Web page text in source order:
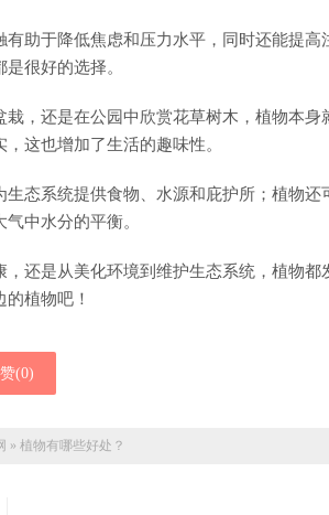
助于降低焦虑和压力水平，同时还能提高
很好的选择。
，还是在公园中欣赏花草树木，植物本身
这也增加了生活的趣味性。
态系统提供食物、水源和庇护所；植物还
中水分的平衡。
还是从美化环境到维护生态系统，植物都
植物吧！
赞(0)
» 植物有哪些好处？